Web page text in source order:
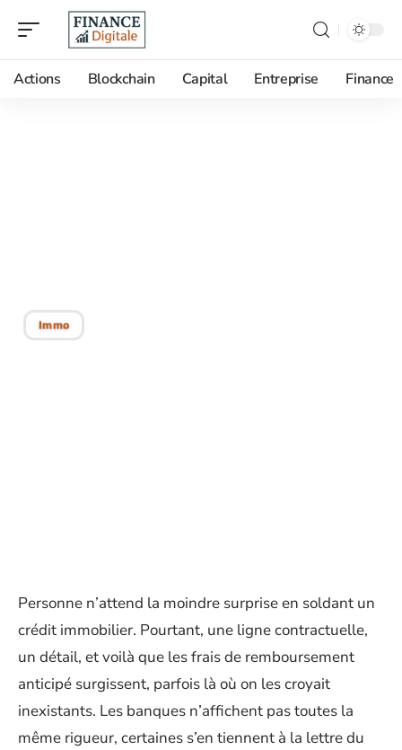
Actions Blockchain Capital Entreprise Finance
Immo
Personne n’attend la moindre surprise en soldant un
crédit immobilier. Pourtant, une ligne contractuelle,
un détail, et voilà que les frais de remboursement
anticipé surgissent, parfois là où on les croyait
inexistants. Les banques n’affichent pas toutes la
même rigueur, certaines s’en tiennent à la lettre du